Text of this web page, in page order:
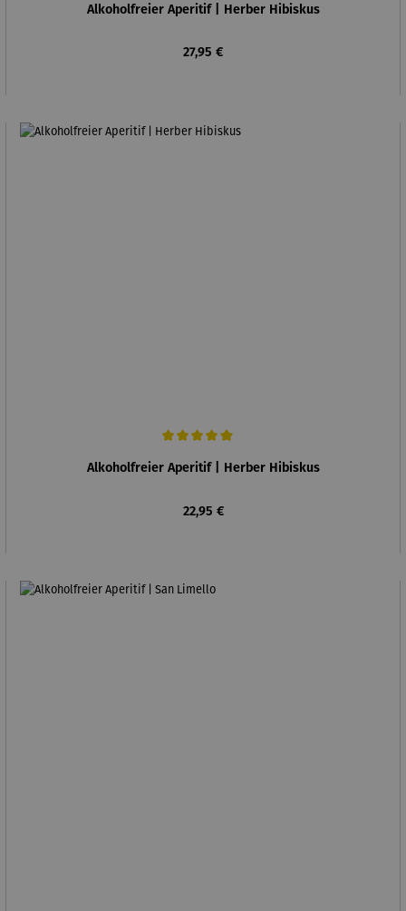
Alkoholfreier Aperitif | Herber Hibiskus
Regulärer Preis:
27,95 €
Alkoholfreier Aperitif | Herber Hibiskus
Regulärer Preis:
22,95 €